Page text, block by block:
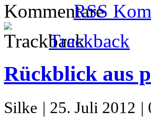
RSS
Trackback
Rückblick aus
Silke | 25. Juli 2012 |